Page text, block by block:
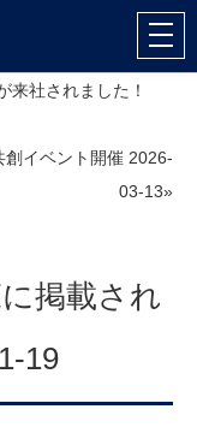
来社されました！
イベント開催 2026-
03-13»
掲載され
19